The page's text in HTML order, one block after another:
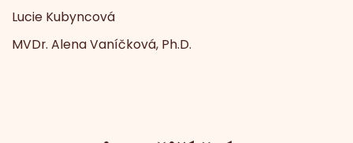
Lucie Kubyncová
MVDr. Alena Vaníčková, Ph.D.